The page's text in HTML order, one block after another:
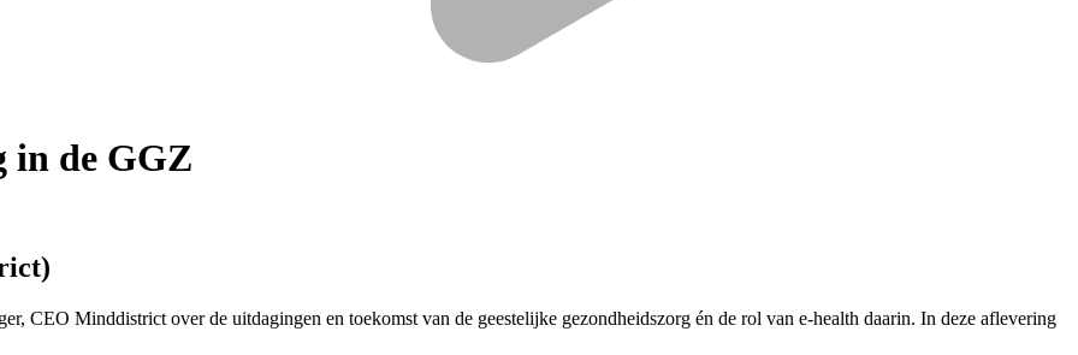
in de GGZ
CEO Minddistrict over de uitdagingen en toekomst van de geestelijke gezondheidszorg én de rol van e-health daarin. In deze aflevering